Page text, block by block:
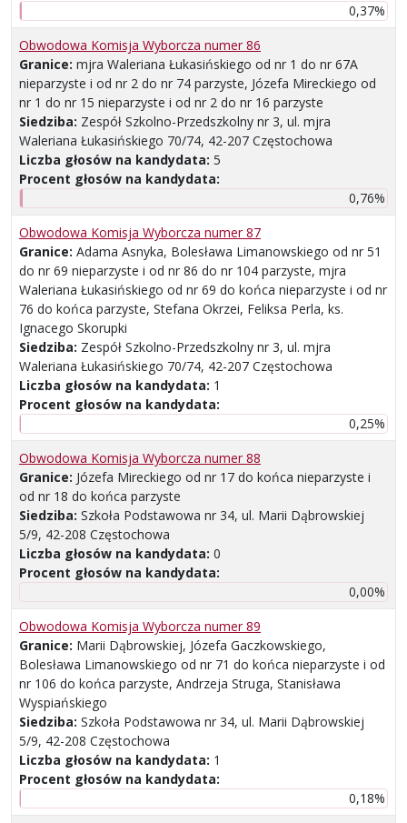
0,37%
Obwodowa Komisja Wyborcza numer 86
Granice: mjra Waleriana Łukasińskiego od nr 1 do nr 67A
nieparzyste i od nr 2 do nr 74 parzyste, Józefa Mireckiego od
nr 1 do nr 15 nieparzyste i od nr 2 do nr 16 parzyste
Siedziba: Zespół Szkolno-Przedszkolny nr 3, ul. mjra
Waleriana Łukasińskiego 70/74, 42-207 Częstochowa
Liczba głosów na kandydata: 5
Procent głosów na kandydata:
0,76%
Obwodowa Komisja Wyborcza numer 87
Granice: Adama Asnyka, Bolesława Limanowskiego od nr 51
do nr 69 nieparzyste i od nr 86 do nr 104 parzyste, mjra
Waleriana Łukasińskiego od nr 69 do końca nieparzyste i od nr
76 do końca parzyste, Stefana Okrzei, Feliksa Perla, ks.
Ignacego Skorupki
Siedziba: Zespół Szkolno-Przedszkolny nr 3, ul. mjra
Waleriana Łukasińskiego 70/74, 42-207 Częstochowa
Liczba głosów na kandydata: 1
Procent głosów na kandydata:
0,25%
Obwodowa Komisja Wyborcza numer 88
Granice: Józefa Mireckiego od nr 17 do końca nieparzyste i
od nr 18 do końca parzyste
Siedziba: Szkoła Podstawowa nr 34, ul. Marii Dąbrowskiej
5/9, 42-208 Częstochowa
Liczba głosów na kandydata: 0
Procent głosów na kandydata:
0,00%
Obwodowa Komisja Wyborcza numer 89
Granice: Marii Dąbrowskiej, Józefa Gaczkowskiego,
Bolesława Limanowskiego od nr 71 do końca nieparzyste i od
nr 106 do końca parzyste, Andrzeja Struga, Stanisława
Wyspiańskiego
Siedziba: Szkoła Podstawowa nr 34, ul. Marii Dąbrowskiej
5/9, 42-208 Częstochowa
Liczba głosów na kandydata: 1
Procent głosów na kandydata:
0,18%